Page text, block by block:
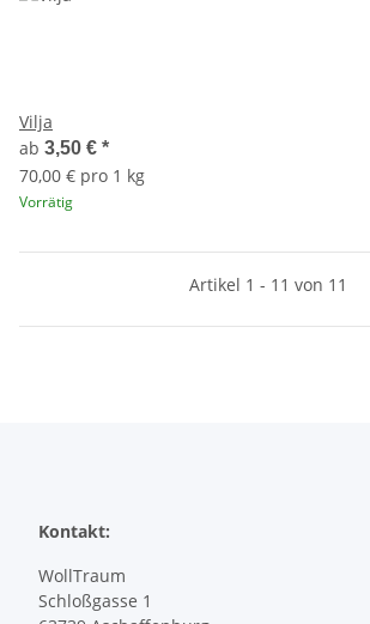
Vilja
ab 3,50 € *
70,00 € pro 1 kg
Vorrätig
Artikel 1 - 11 von 11
Kontakt:
WollTraum
Schloßgasse 1